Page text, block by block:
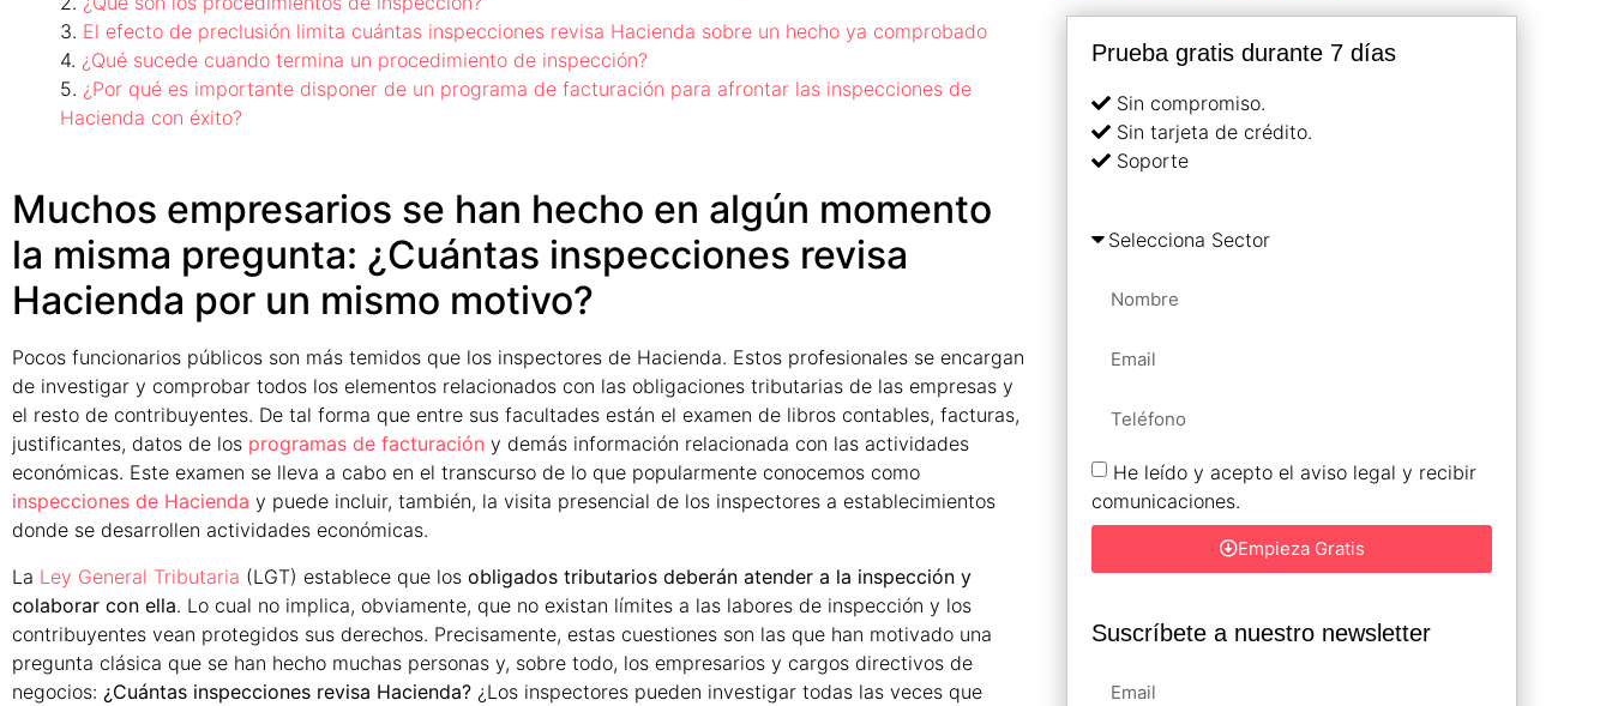
El efecto de preclusión limita cuántas inspecciones revisa Hacienda sobre un hecho ya comprobado
¿Qué sucede cuando termina un procedimiento de inspección?
¿Por qué es importante disponer de un programa de facturación para afrontar las inspecciones de
Hacienda con éxito?
Muchos empresarios se han hecho en algún momento
la misma pregunta: ¿Cuántas inspecciones revisa
Hacienda por un mismo motivo?
Pocos funcionarios públicos son más temidos que los inspectores de Hacienda. Estos profesionales se encargan
de investigar y comprobar todos los elementos relacionados con las obligaciones tributarias de las empresas y
el resto de contribuyentes. De tal forma que entre sus facultades están el examen de libros contables, facturas,
justificantes, datos de los programas de facturación y demás información relacionada con las actividades
económicas. Este examen se lleva a cabo en el transcurso de lo que popularmente conocemos como
inspecciones de Hacienda y puede incluir, también, la visita presencial de los inspectores a establecimientos
donde se desarrollen actividades económicas.
La Ley General Tributaria (LGT) establece que los obligados tributarios deberán atender a la inspección y
colaborar con ella. Lo cual no implica, obviamente, que no existan límites a las labores de inspección y los
contribuyentes vean protegidos sus derechos. Precisamente, estas cuestiones son las que han motivado una
pregunta clásica que se han hecho muchas personas y, sobre todo, los empresarios y cargos directivos de
negocios: ¿Cuántas inspecciones revisa Hacienda? ¿Los inspectores pueden investigar todas las veces que
Prueba gratis durante 7 días
Sin compromiso.
Sin tarjeta de crédito.
Soporte
He leído y acepto el aviso legal y recibir
comunicaciones.
Empieza Gratis
Suscríbete a nuestro newsletter